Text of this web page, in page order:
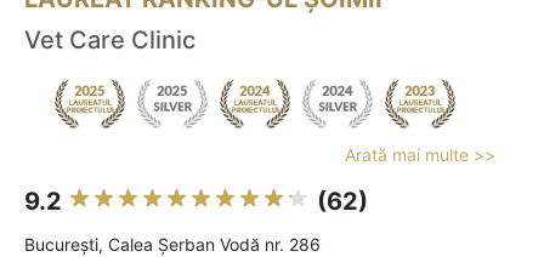
Vet Care Clinic
Arată mai multe >>
9.2 (62)
Bucureşti, Calea Șerban Vodă nr. 286